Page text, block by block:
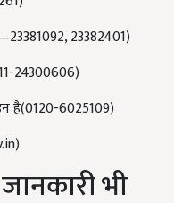
23382401)
24300606)
है(0120-6025109)
)
भी